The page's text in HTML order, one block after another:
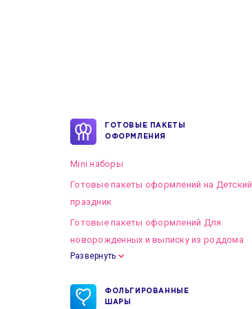
ГОТОВЫЕ ПАКЕТЫ
ОФОРМЛЕНИЯ
Mini наборы
Готовые пакеты оформлений на Детский
праздник
Готовые пакеты оформлений Для
новорожденных и выписку из роддома
Готовые пакеты оформлений на Свадьбу
Развернуть
ФОЛЬГИРОВАННЫЕ
ШАРЫ